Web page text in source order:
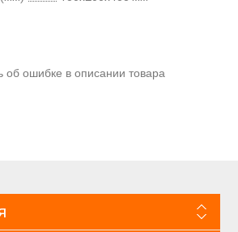
об ошибке в описании товара